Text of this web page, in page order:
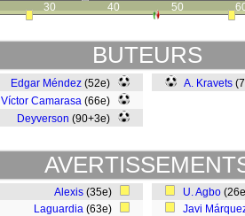
30 40 50
BUTEURS
Edgar Méndez (52e)
Víctor Camarasa (66e)
Deyverson (90+3e)
A. Kravets
Alexis (35e)
Laguardia (63e)
U. Agbo
Javi